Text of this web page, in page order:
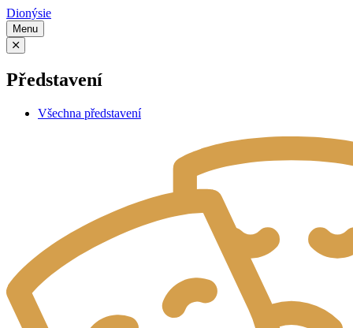
Dionýsie
Menu
Představení
Všechna představení